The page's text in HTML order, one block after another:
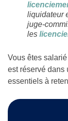
liquidateur
juge-
les
Vous êtes
est réservé dans
essentiels à